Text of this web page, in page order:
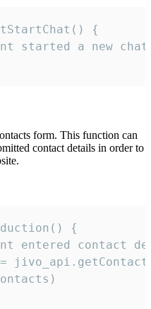
{
started a new
form. This function can
contact details in order to
{
entered contact